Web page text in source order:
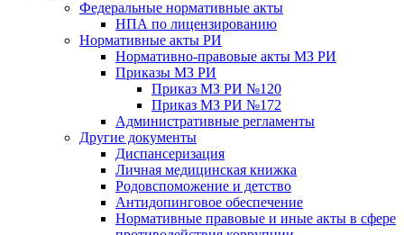
Федеральные нормативные акты
НПА по лицензированию
Нормативные акты РИ
Нормативно-правовые акты МЗ РИ
Приказы МЗ РИ
Приказ МЗ РИ №120
Приказ МЗ РИ №172
Административные регламенты
Другие документы
Диспансеризация
Личная медицинская книжка
Родовспоможение и детство
Антидопинговое обеспечение
Нормативные правовые и иные акты в сфере